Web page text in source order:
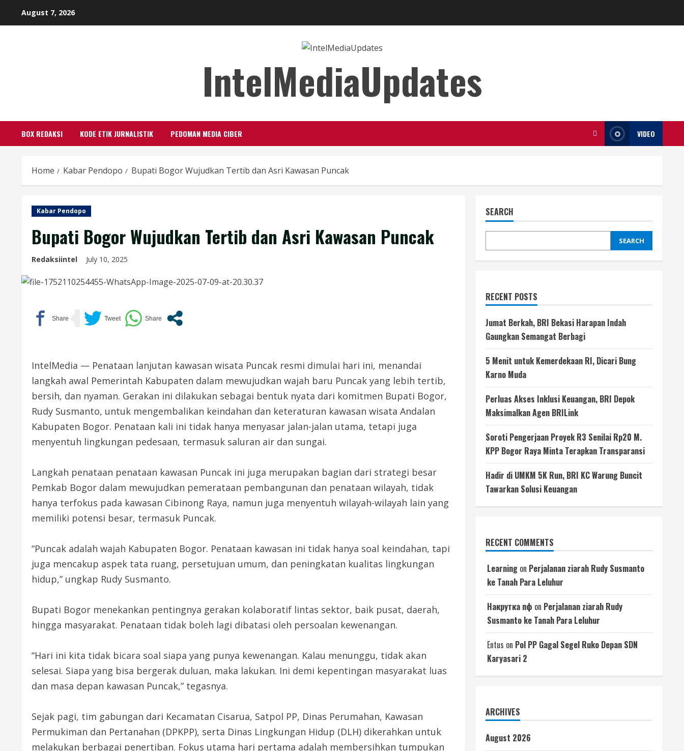
August 7, 2026
IntelMediaUpdates
BOX REDAKSI KODE ETIK JURNALISTIK PEDOMAN MEDIA CIBER VIDEO
Home Kabar Pendopo Bupati Bogor Wujudkan Tertib dan Asri Kawasan Puncak
Kabar Pendopo
Bupati Bogor Wujudkan Tertib dan Asri Kawasan Puncak
Redaksiintel July 10, 2025
IntelMedia — Penataan lanjutan kawasan wisata Puncak resmi dimulai hari ini, menandai
langkah awal Pemerintah Kabupaten dalam mewujudkan wajah baru Puncak yang lebih tertib,
bersih, dan nyaman. Gerakan ini dilakukan sebagai bentuk nyata dari komitmen Bupati Bogor,
Rudy Susmanto, untuk mengembalikan keindahan dan keteraturan kawasan wisata Andalan
Kabupaten Bogor. Penataan kali ini tidak hanya menyasar jalan-jalan utama, tetapi juga
menyentuh lingkungan pedesaan, termasuk saluran air dan sungai.
Langkah penataan penataan kawasan Puncak ini juga merupakan bagian dari strategi besar
Pemkab Bogor dalam mewujudkan pemerataan pembangunan dan penataan wilayah, tidak
hanya terfokus pada kawasan Cibinong Raya, namun juga menyentuh wilayah-wilayah lain yang
memiliki potensi besar, termasuk Puncak.
“Puncak adalah wajah Kabupaten Bogor. Penataan kawasan ini tidak hanya soal keindahan, tapi
juga mencakup aspek tata ruang, persetujuan umum, dan peningkatan kualitas lingkungan
hidup,” ungkap Rudy Susmanto.
Bupati Bogor menekankan pentingnya gerakan kolaboratif lintas sektor, baik pusat, daerah,
hingga masyarakat. Penataan tidak boleh lagi dibatasi oleh persoalan kewenangan.
“Hari ini kita tidak bicara soal siapa yang punya kewenangan. Kalau menunggu, tidak akan
selesai. Siapa yang bisa bergerak duluan, maka lakukan. Ini demi kepentingan masyarakat luas
dan masa depan kawasan Puncak,” tegasnya.
Sejak pagi, tim gabungan dari Kecamatan Cisarua, Satpol PP, Dinas Perumahan, Kawasan
Permukiman dan Pertanahan (DPKPP), serta Dinas Lingkungan Hidup (DLH) dikerahkan untuk
melakukan berbagai penertiban. Fokus utama hari pertama adalah membersihkan tumpukan
SEARCH
SEARCH
RECENT POSTS
Jumat Berkah, BRI Bekasi Harapan Indah
Gaungkan Semangat Berbagi
5 Menit untuk Kemerdekaan RI, Dicari Bung
Karno Muda
Perluas Akses Inklusi Keuangan, BRI Depok
Maksimalkan Agen BRILink
Soroti Pengerjaan Proyek R3 Senilai Rp20 M.
KPP Bogor Raya Minta Terapkan Transparansi
Hadir di UMKM 5K Run, BRI KC Warung Buncit
Tawarkan Solusi Keuangan
RECENT COMMENTS
Learning on Perjalanan ziarah Rudy Susmanto
ke Tanah Para Leluhur
Накрутка пф on Perjalanan ziarah Rudy
Susmanto ke Tanah Para Leluhur
Entus on Pol PP Gagal Segel Ruko Depan SDN
Karyasari 2
ARCHIVES
August 2026